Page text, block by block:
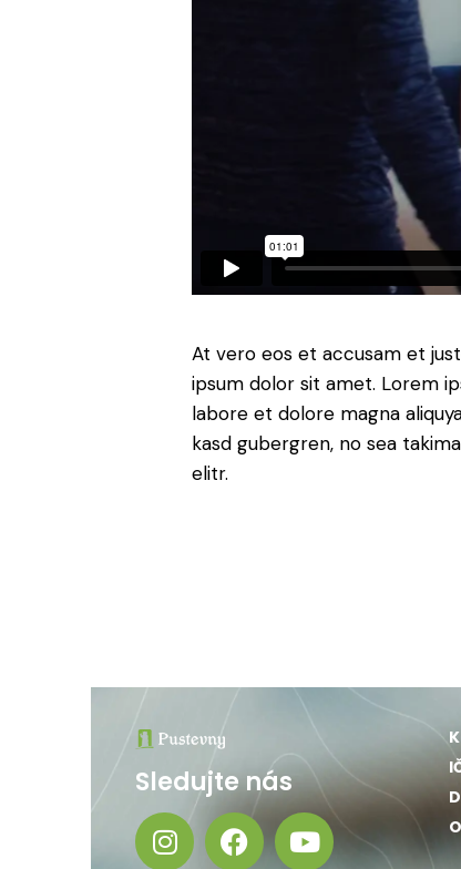
At vero eos et accusam et
ipsum dolor sit amet. Lorem
labore et dolore magna
kasd gubergren, no sea
elitr.
Sledujte nás